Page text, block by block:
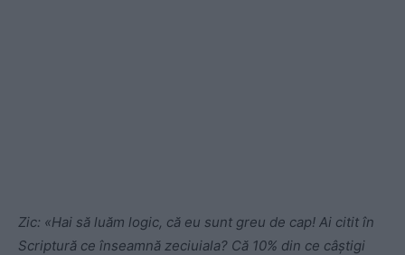
Zic: «Hai să luăm logic, că eu sunt greu de cap! Ai citit în
Scriptură ce înseamnă zeciuiala? Că 10% din ce câștigi